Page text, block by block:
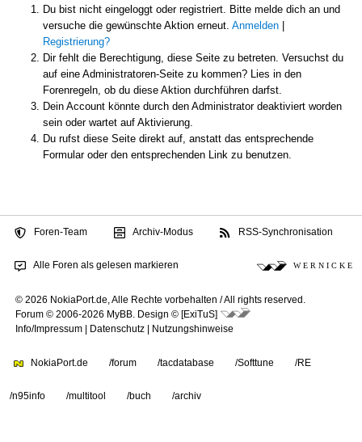
Du bist nicht eingeloggt oder registriert. Bitte melde dich an und
versuche die gewünschte Aktion erneut. Anmelden|
Registrierung?
Dir fehlt die Berechtigung, diese Seite zu betreten. Versuchst du
auf eine Administratoren-Seite zu kommen? Lies in den
Forenregeln, ob du diese Aktion durchführen darfst.
Dein Account könnte durch den Administrator deaktiviert worden
sein oder wartet auf Aktivierung.
Du rufst diese Seite direkt auf, anstatt das entsprechende
Formular oder den entsprechenden Link zu benutzen.
Foren-Team Archiv-Modus RSS-Synchronisation
Alle Foren als gelesen markieren W E R N I C K E
© 2026 NokiaPort.de, Alle Rechte vorbehalten /All rights reserved.
Forum © 2006-2026 MyBB
Design © [ExiTuS]
Info/Impressum
Datenschutz Nutzungshinweise
NokiaPort.de /forum /tacdatabase /Softtune /RE
/n95info /multitool /buch /archiv